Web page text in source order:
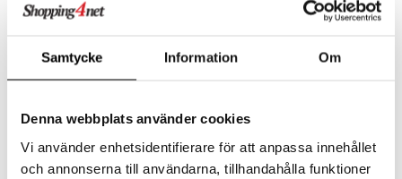
Samtycke Information Om
Denna webbplats använder cookies
Vi använder enhetsidentifierare för att anpassa innehållet
och annonserna till användarna, tillhandahålla funktioner
Luo uusi asiakas
Tilauksen tila & historiikki
Kestotilaus
Arvostele tuotteita
Toivelistat